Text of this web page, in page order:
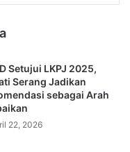
Setujui LKPJ 2025,
Serang Jadikan
sebagai Arah
22, 2026